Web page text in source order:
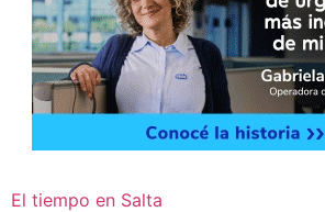
El tiempo en Salta